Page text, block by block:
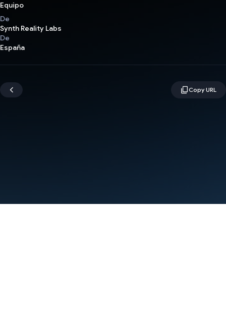
Equipo
De
Synth Reality Labs
De
España